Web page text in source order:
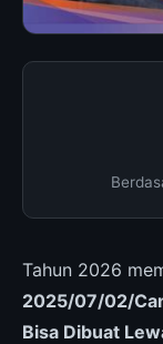
Tahun 2026
2025/07/02/
Bisa Dibuat